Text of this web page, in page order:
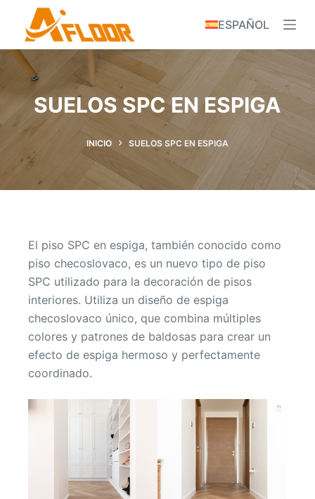
i
c
ESPAÑOL
SUELOS SPC EN ESPIGA
INICIO SUELOS SPC EN ESPIGA
El piso SPC en espiga, también conocido como
piso checoslovaco, es un nuevo tipo de piso
SPC utilizado para la decoración de pisos
interiores. Utiliza un diseño de espiga
checoslovaco único, que combina múltiples
colores y patrones de baldosas para crear un
efecto de espiga hermoso y perfectamente
coordinado.